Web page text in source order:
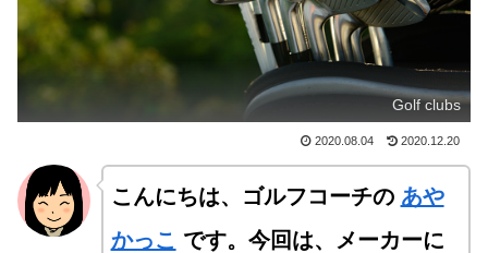
Golf clubs
2020.08.04 2020.12.20
こんにちは、ゴルフコーチの あや
かっこ です。今回は、メーカーに